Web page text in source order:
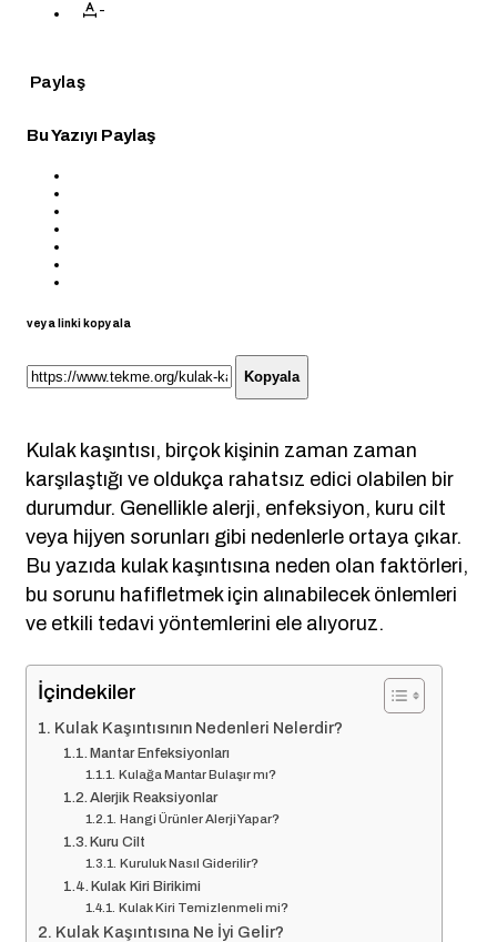
-
Paylaş
Bu Yazıyı Paylaş
veya linki kopyala
Kopyala
Kulak kaşıntısı, birçok kişinin zaman zaman
karşılaştığı ve oldukça rahatsız edici olabilen bir
durumdur. Genellikle alerji, enfeksiyon, kuru cilt
veya hijyen sorunları gibi nedenlerle ortaya çıkar.
Bu yazıda kulak kaşıntısına neden olan faktörleri,
bu sorunu hafifletmek için alınabilecek önlemleri
ve etkili tedavi yöntemlerini ele alıyoruz.
İçindekiler
Kulak Kaşıntısının Nedenleri Nelerdir?
Mantar Enfeksiyonları
Kulağa Mantar Bulaşır mı?
Alerjik Reaksiyonlar
Hangi Ürünler Alerji Yapar?
Kuru Cilt
Kuruluk Nasıl Giderilir?
Kulak Kiri Birikimi
Kulak Kiri Temizlenmeli mi?
Kulak Kaşıntısına Ne İyi Gelir?